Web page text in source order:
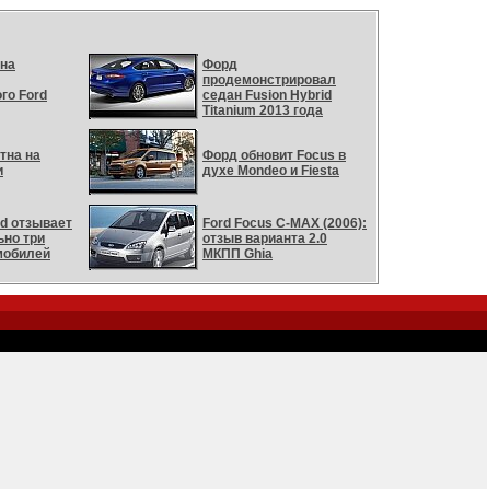
Ford
на
отзывает
три
Форд
продемонстрировал
седан Fusion Hybrid
Titanium 2013 года
Форд обновит Focus в
духе Mondeo и Fiesta
Ford Focus C-MAX (2006):
отзыв варианта 2.0
МКПП Ghia